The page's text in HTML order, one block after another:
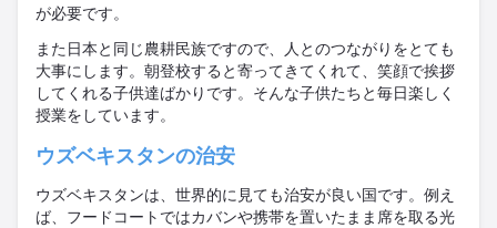
が必要です。
また日本と同じ農耕民族ですので、人とのつながりをとても
大事にします。朝登校すると寄ってきてくれて、笑顔で挨拶
してくれる子供達ばかりです。そんな子供たちと毎日楽 しく
授業をしています。
ウズベキスタンの治安
ウズベキスタンは、世界的に見ても治安が良い国です。例え
ば、フードコートではカバンや携帯を置いたまま席を取る光